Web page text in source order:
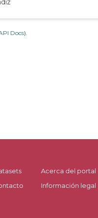
Docs).
Acerca del portal
Información legal